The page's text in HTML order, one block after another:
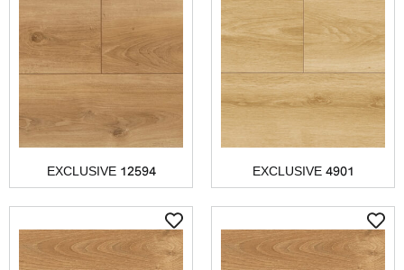
EXCLUSIVE 4901
EXCLUSIVE 12594